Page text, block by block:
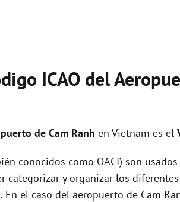
ICAO del
de Cam Ranh en Vietnam es el
conocidos como OACI) son
categorizar y organizar los
el caso del aeropuerto de Cam